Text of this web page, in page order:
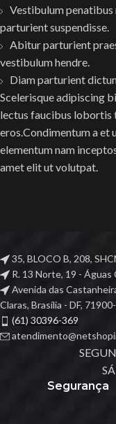
Vestibulum penatibus
parturient suspendisse.
Abitur parturient
vestibulum hendre.
Diam parturient
Scelerisque adipiscing
lectus faucibus lobortis
eros.Condimentum a
elementum nam
amet elit ut volutpat.
35, BLOCO B, 208,
R. 13 Norte, 19 - Águas
Avenida das
Claras, Brasília - DF,
(61) 30396-369
Segurança